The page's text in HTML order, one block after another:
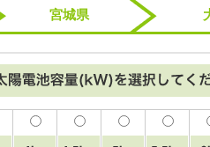
宮城県